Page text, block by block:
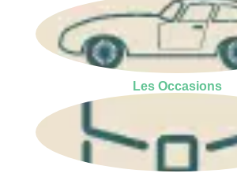
Les Occasions